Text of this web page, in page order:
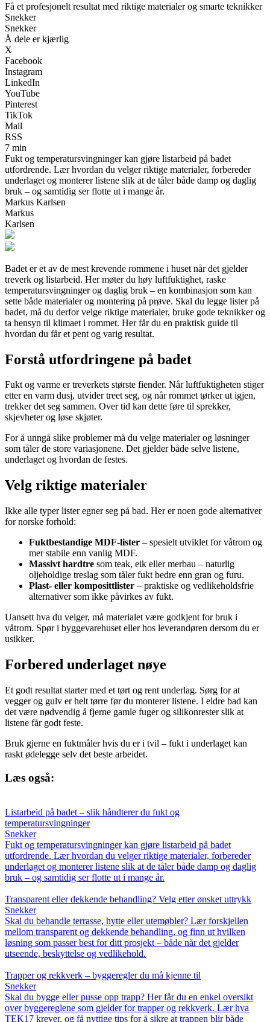
Få et profesjonelt resultat med riktige materialer og smarte teknikker
Snekker
Snekker
Å dele er kjærlig
X
Facebook
Instagram
LinkedIn
YouTube
Pinterest
TikTok
Mail
RSS
7 min
Fukt og temperatursvingninger kan gjøre listarbeid på badet
utfordrende. Lær hvordan du velger riktige materialer, forbereder
underlaget og monterer listene slik at de tåler både damp og daglig
bruk – og samtidig ser flotte ut i mange år.
Markus Karlsen
Markus
Karlsen
Badet er et av de mest krevende rommene i huset når det gjelder
treverk og listarbeid. Her møter du høy luftfuktighet, raske
temperatursvingninger og daglig bruk – en kombinasjon som kan
sette både materialer og montering på prøve. Skal du legge lister på
badet, må du derfor velge riktige materialer, bruke gode teknikker og
ta hensyn til klimaet i rommet. Her får du en praktisk guide til
hvordan du får et pent og varig resultat.
Forstå utfordringene på badet
Fukt og varme er treverkets største fiender. Når luftfuktigheten stiger
etter en varm dusj, utvider treet seg, og når rommet tørker ut igjen,
trekker det seg sammen. Over tid kan dette føre til sprekker,
skjevheter og løse skjøter.
For å unngå slike problemer må du velge materialer og løsninger
som tåler de store variasjonene. Det gjelder både selve listene,
underlaget og hvordan de festes.
Velg riktige materialer
Ikke alle typer lister egner seg på bad. Her er noen gode alternativer
for norske forhold:
Fuktbestandige MDF-lister – spesielt utviklet for våtrom og
mer stabile enn vanlig MDF.
Massivt hardtre som teak, eik eller merbau – naturlig
oljeholdige treslag som tåler fukt bedre enn gran og furu.
Plast- eller komposittlister – praktiske og vedlikeholdsfrie
alternativer som ikke påvirkes av fukt.
Uansett hva du velger, må materialet være godkjent for bruk i
våtrom. Spør i byggevarehuset eller hos leverandøren dersom du er
usikker.
Forbered underlaget nøye
Et godt resultat starter med et tørt og rent underlag. Sørg for at
vegger og gulv er helt tørre før du monterer listene. I eldre bad kan
det være nødvendig å fjerne gamle fuger og silikonrester slik at
listene får godt feste.
Bruk gjerne en fuktmåler hvis du er i tvil – fukt i underlaget kan
raskt ødelegge selv det beste arbeidet.
Læs også:
Listarbeid på badet – slik håndterer du fukt og
temperatursvingninger
Snekker
Fukt og temperatursvingninger kan gjøre listarbeid på badet
utfordrende. Lær hvordan du velger riktige materialer, forbereder
underlaget og monterer listene slik at de tåler både damp og daglig
bruk – og samtidig ser flotte ut i mange år.
Transparent eller dekkende behandling? Velg etter ønsket uttrykk
Snekker
Skal du behandle terrasse, hytte eller utemøbler? Lær forskjellen
mellom transparent og dekkende behandling, og finn ut hvilken
løsning som passer best for ditt prosjekt – både når det gjelder
utseende, beskyttelse og vedlikehold.
Trapper og rekkverk – byggeregler du må kjenne til
Snekker
Skal du bygge eller pusse opp trapp? Her får du en enkel oversikt
over byggereglene som gjelder for trapper og rekkverk. Lær hva
TEK17 krever, og få nyttige tips for å sikre at trappen blir både